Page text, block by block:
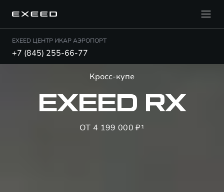
EXEED ЦЕНТР ИКАР АЭРОПОРТ
+7 (845) 255-66-77
Кросс-купе
EXEED RX
ОТ 4 199 000 ₽¹